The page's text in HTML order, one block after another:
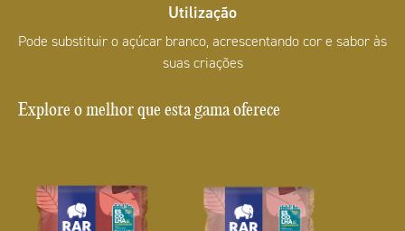
Utilização
Pode substituir o açúcar branco, acrescentando cor e sabor às
suas criações
Explore o melhor que esta gama oferece